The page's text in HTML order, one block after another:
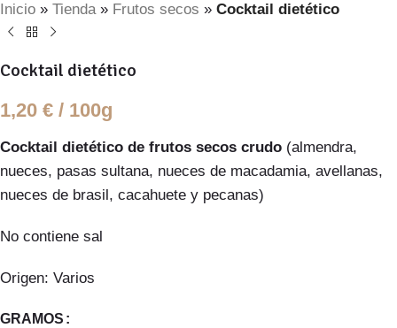
Inicio » Tienda» Frutos secos » Cocktail dietético
Cocktail dietético
1,20 € / 100g
Cocktail dietético de frutos secos crudo (almendra,
nueces, pasas sultana, nueces de macadamia, avellanas,
nueces de brasil, cacahuete y pecanas)
No contiene sal
Origen: Varios
GRAMOS